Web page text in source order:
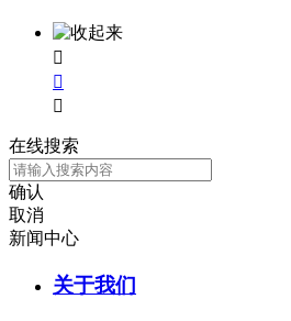



在线搜索
确认
取消
新闻中心
关于我们